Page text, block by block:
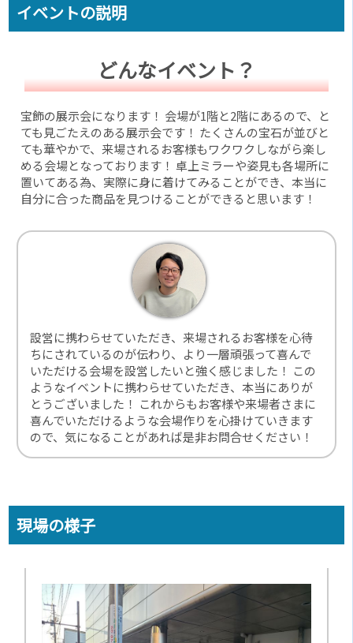
イベントの説明
どんなイベント？
宝飾の展示会になります！ 会場が1階と2階にあるので、と
ても見ごたえのある展示会です！ たくさんの宝石が並びと
ても華やかで、来場されるお客様もワクワクしながら楽し
める会場となっております！ 卓上ミラーや姿見も各場所に
置いてある為、実際に身に着けてみることができ、本当に
自分に合った商品を見つけることができると思います！
設営に携わらせていただき、来場されるお客様を心待
ちにされているのが伝わり、より一層頑張って喜んで
いただける会場を設営したいと強く感じました！ この
ようなイベントに携わらせていただき、本当にありが
とうございました！ これからもお客様や来場者さまに
喜んでいただけるような会場作りを心掛けていきます
ので、気になることがあれば是非お問合せください！
現場の様子